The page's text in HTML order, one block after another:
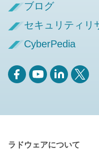
ブログ
セキュリティリ
CyberPedia
ラドウェアについて